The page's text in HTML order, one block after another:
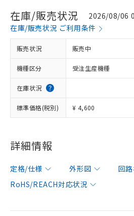
在庫/販売状況
2026/08/06
在庫/販売状況 ご利用条件
販売状況 販売中
機種区分 受注生産機種
在庫状況
標準価格(税別) ¥ 4,600
詳細情報
定格/仕様 外形図 回
RoHS/REACH対応状況